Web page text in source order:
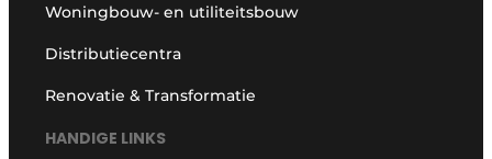
Woningbouw- en utiliteitsbouw
Distributiecentra
Renovatie & Transformatie
HANDIGE LINKS